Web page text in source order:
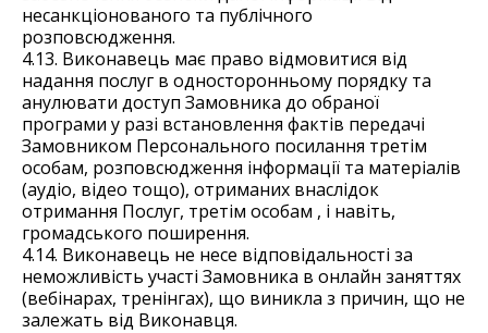
несанкціонованого та публічного
розповсюдження.
4.13. Виконавець має право відмовитися від
надання послуг в односторонньому порядку та
анулювати доступ Замовника до обраної
програми у разі встановлення фактів передачі
Замовником Персонального посилання третім
особам, розповсюдження інформації та матеріалів
(аудіо, відео тощо), отриманих внаслідок
отримання Послуг, третім особам , і навіть,
громадського поширення.
4.14. Виконавець не несе відповідальності за
неможливість участі Замовника в онлайн заняттях
(вебінарах, тренінгах), що виникла з причин, що не
залежать від Виконавця.